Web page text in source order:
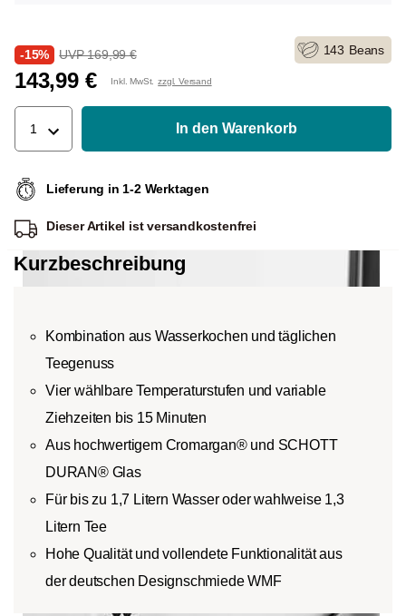
-15% UVP 169,99 €
143,99 € Inkl. MwSt. zzgl. Versand
143 Beans
1 In den Warenkorb
Lieferung in 1-2 Werktagen
Dieser Artikel istversandkostenfrei
Kurzbeschreibung
Kombination aus Wasserkochen und täglichen
Teegenuss
Vier wählbare Temperaturstufen und variable
Ziehzeiten bis 15 Minuten
Aus hochwertigem Cromargan® und SCHOTT
DURAN® Glas
Für bis zu 1,7 Litern Wasser oder wahlweise 1,3
Litern Tee
Hohe Qualität und vollendete Funktionalität aus
der deutschen Designschmiede WMF